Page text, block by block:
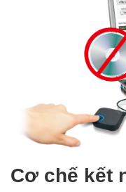
Cơ chế kết